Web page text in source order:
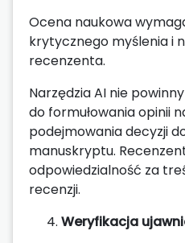
Ocena naukowa
krytycznego myślenia i
recenzenta.
Narzędzia AI nie
do formułowania opinii
podejmowania decyzji
manuskryptu.
odpowiedzialność za
recenzji.
Weryfikacja